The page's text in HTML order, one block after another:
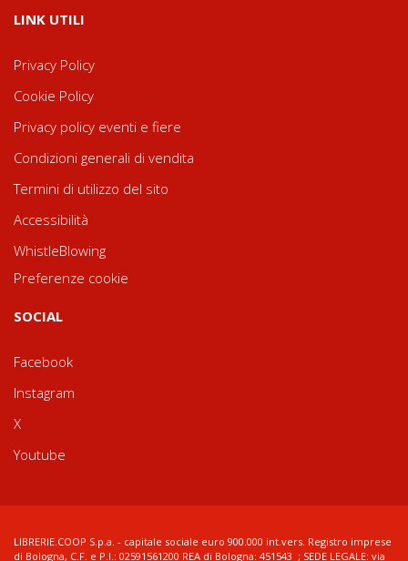
LINK UTILI
Privacy Policy
Cookie Policy
Privacy policy eventi e fiere
Condizioni generali di vendita
Termini di utilizzo del sito
Accessibilità
WhistleBlowing
Preferenze cookie
SOCIAL
Facebook
Instagram
X
Youtube
LIBRERIE.COOP S.p.a. - capitale sociale euro 900.000 int.vers. Registro imprese
di Bologna, C.F. e P.I.: 02591561200 REA di Bologna: 451543 ; SEDE LEGALE: via